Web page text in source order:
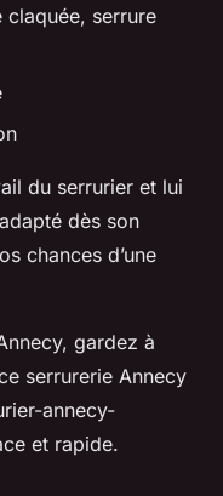
claquée, serrure
du serrurier et lui
dès son
chances d’une
gardez à
serrurerie Annecy
annecy-
et rapide.